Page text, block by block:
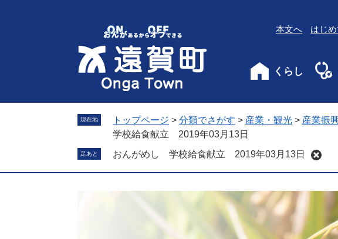
す
し
本文へ はじ
くらし
現在地 トップページ > 分類でさがす > 産業・観光 > 産業振
学校給食献立 2019年03月13日
足あと おんがめし 学校給食献立 2019年03月13日